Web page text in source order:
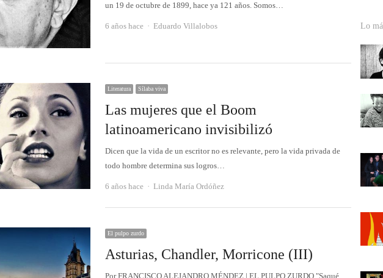
un 19 de octubre de 1899, hace ya 121 años. Somos…
6 años hace Autor
Eduardo Villalobos
Literatura Sílaba viva
Las mujeres que el Boom
latinoamericano invisibilizó
Dicen que la vida de un escritor no es relevante, pero la vida privada de
todo hombre determina sus logros…
6 años hace Autor
Linda María Ordóñez
El pulpo zurdo
Asturias, Chandler, Morricone (III)
Por FRANCISCO ALEJANDRO MÉNDEZ | EL PULPO ZURDO "Saqué
Lo